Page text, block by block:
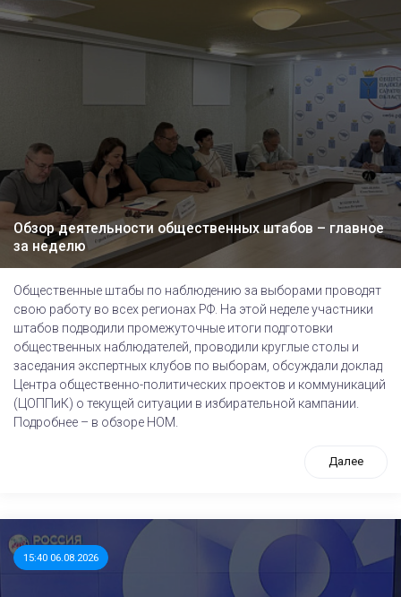
Обзор деятельности общественных штабов – главное
за неделю
Общественные штабы по наблюдению за выборами проводят
свою работу во всех регионах РФ. На этой неделе участники
штабов подводили промежуточные итоги подготовки
общественных наблюдателей, проводили круглые столы и
заседания экспертных клубов по выборам, обсуждали доклад
Центра общественно-политических проектов и коммуникаций
(ЦОППиК) о текущей ситуации в избирательной кампании.
Подробнее – в обзоре НОМ.
Далее
15:40 06.08.2026